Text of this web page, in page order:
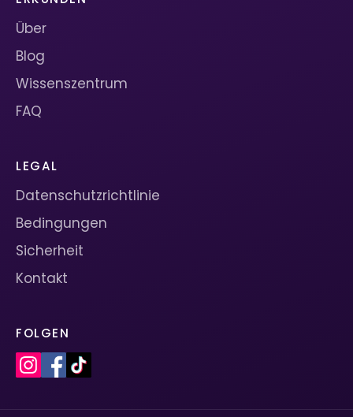
Über
Blog
Wissenszentrum
FAQ
LEGAL
Datenschutzrichtlinie
Bedingungen
Sicherheit
Kontakt
FOLGEN